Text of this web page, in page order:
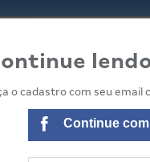
o cadastro com seu email
Continue
Minha Escola